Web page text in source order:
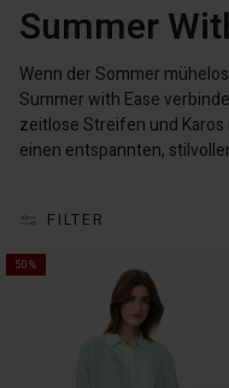
Summer
With
Summer
Wenn der Sommer
Summer with Ease
zeitlose Streifen und
einen entspannten,
FILTER
50%